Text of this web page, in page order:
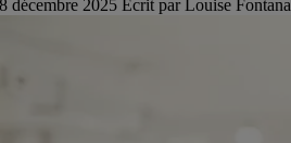
8 décembre 2025 Ecrit par Louise Fontana